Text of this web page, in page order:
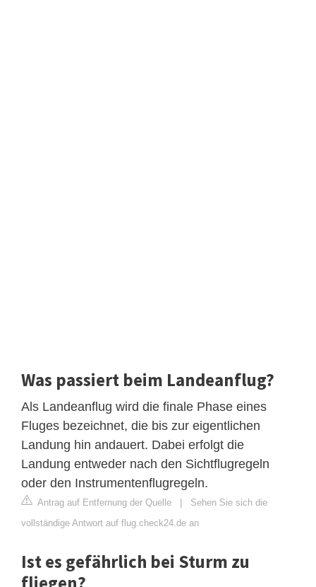
Was passiert beim Landeanflug?
Als Landeanflug wird die finale Phase eines
Fluges bezeichnet, die bis zur eigentlichen
Landung hin andauert. Dabei erfolgt die
Landung entweder nach den Sichtflugregeln
oder den Instrumentenflugregeln.
Antrag auf Entfernung der Quelle | Sehen Sie sich die
vollständige Antwort auf flug.check24.de an
Ist es gefährlich bei Sturm zu
fliegen?